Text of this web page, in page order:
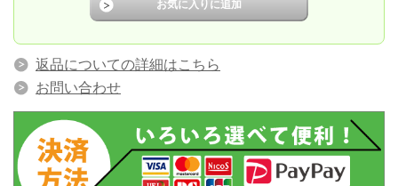
返品についての詳細はこちら
お問い合わせ